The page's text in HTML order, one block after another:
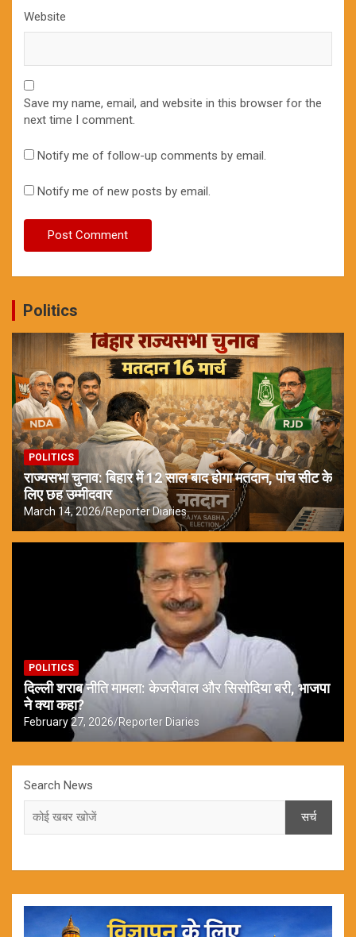
Website
Save my name, email, and website in this browser for the
next time I comment.
Notify me of follow-up comments by email.
Notify me of new posts by email.
Politics
POLITICS
राज्यसभा चुनाव: बिहार में 12 साल बाद होगा मतदान, पांच सीट के
लिए छह उम्मीदवार
March 14, 2026 Reporter Diaries
POLITICS
दिल्ली शराब नीति मामला: केजरीवाल और सिसोदिया बरी, भाजपा
ने क्या कहा?
February 27, 2026 Reporter Diaries
Search News
सर्च